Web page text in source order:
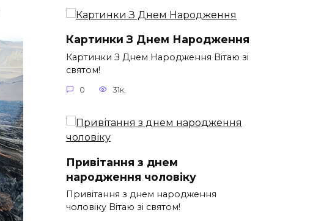
Картинки З Днем Народження
Картинки З Днем Народження Вітаю зі
святом!
0 31к.
Привітання з днем
народження чоловіку
Привітання з днем народження
чоловіку Вітаю зі святом!